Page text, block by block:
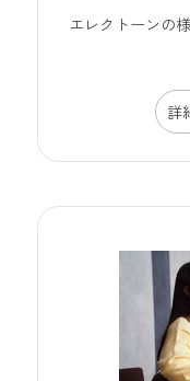
エレクトーンの
詳